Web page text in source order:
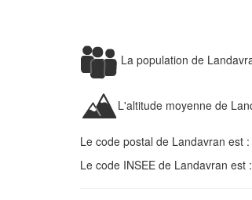
La population de
L'altitude moyenne de
Le code postal de Landavran est :
Le code INSEE de Landavran est :